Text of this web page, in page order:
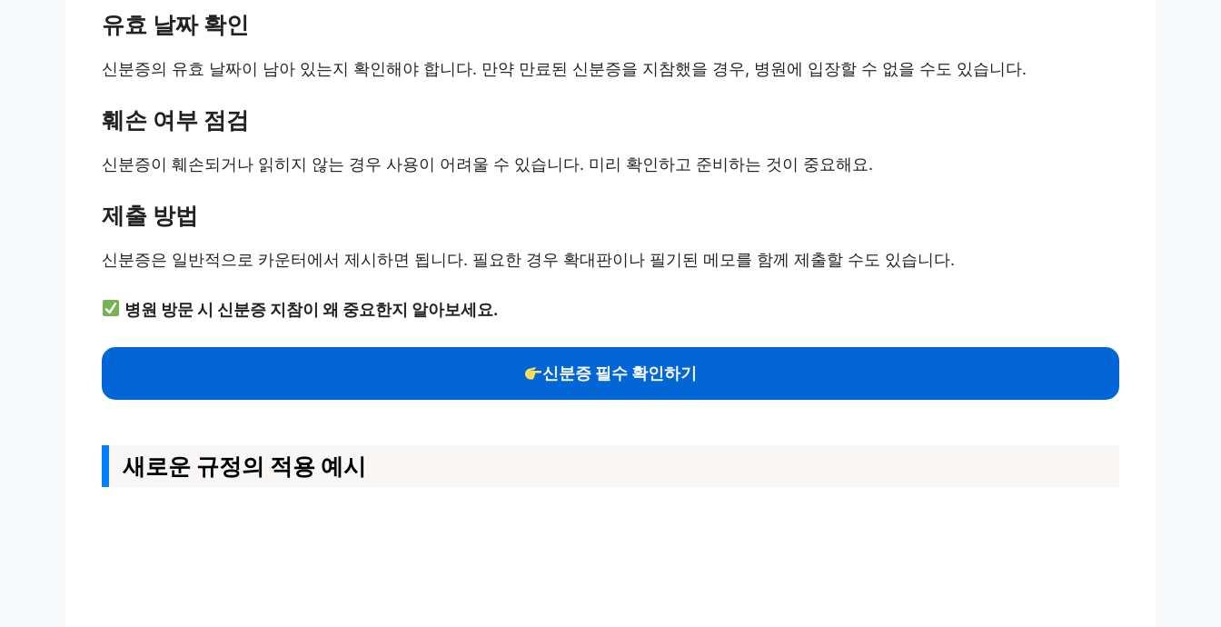
유효 날짜 확인
신분증의 유효 날짜이 남아 있는지 확인해야 합니다. 만약 만료된 신분증을 지참했을 경우, 병원에 입장할 수 없을 수도 있습니다.
훼손 여부 점검
신분증이 훼손되거나 읽히지 않는 경우 사용이 어려울 수 있습니다. 미리 확인하고 준비하는 것이 중요해요.
제출 방법
신분증은 일반적으로 카운터에서 제시하면 됩니다. 필요한 경우 확대판이나 필기된 메모를 함께 제출할 수도 있습니다.
병원 방문 시 신분증 지참이 왜 중요한지 알아보세요.
신분증 필수 확인하기
새로운 규정의 적용 예시